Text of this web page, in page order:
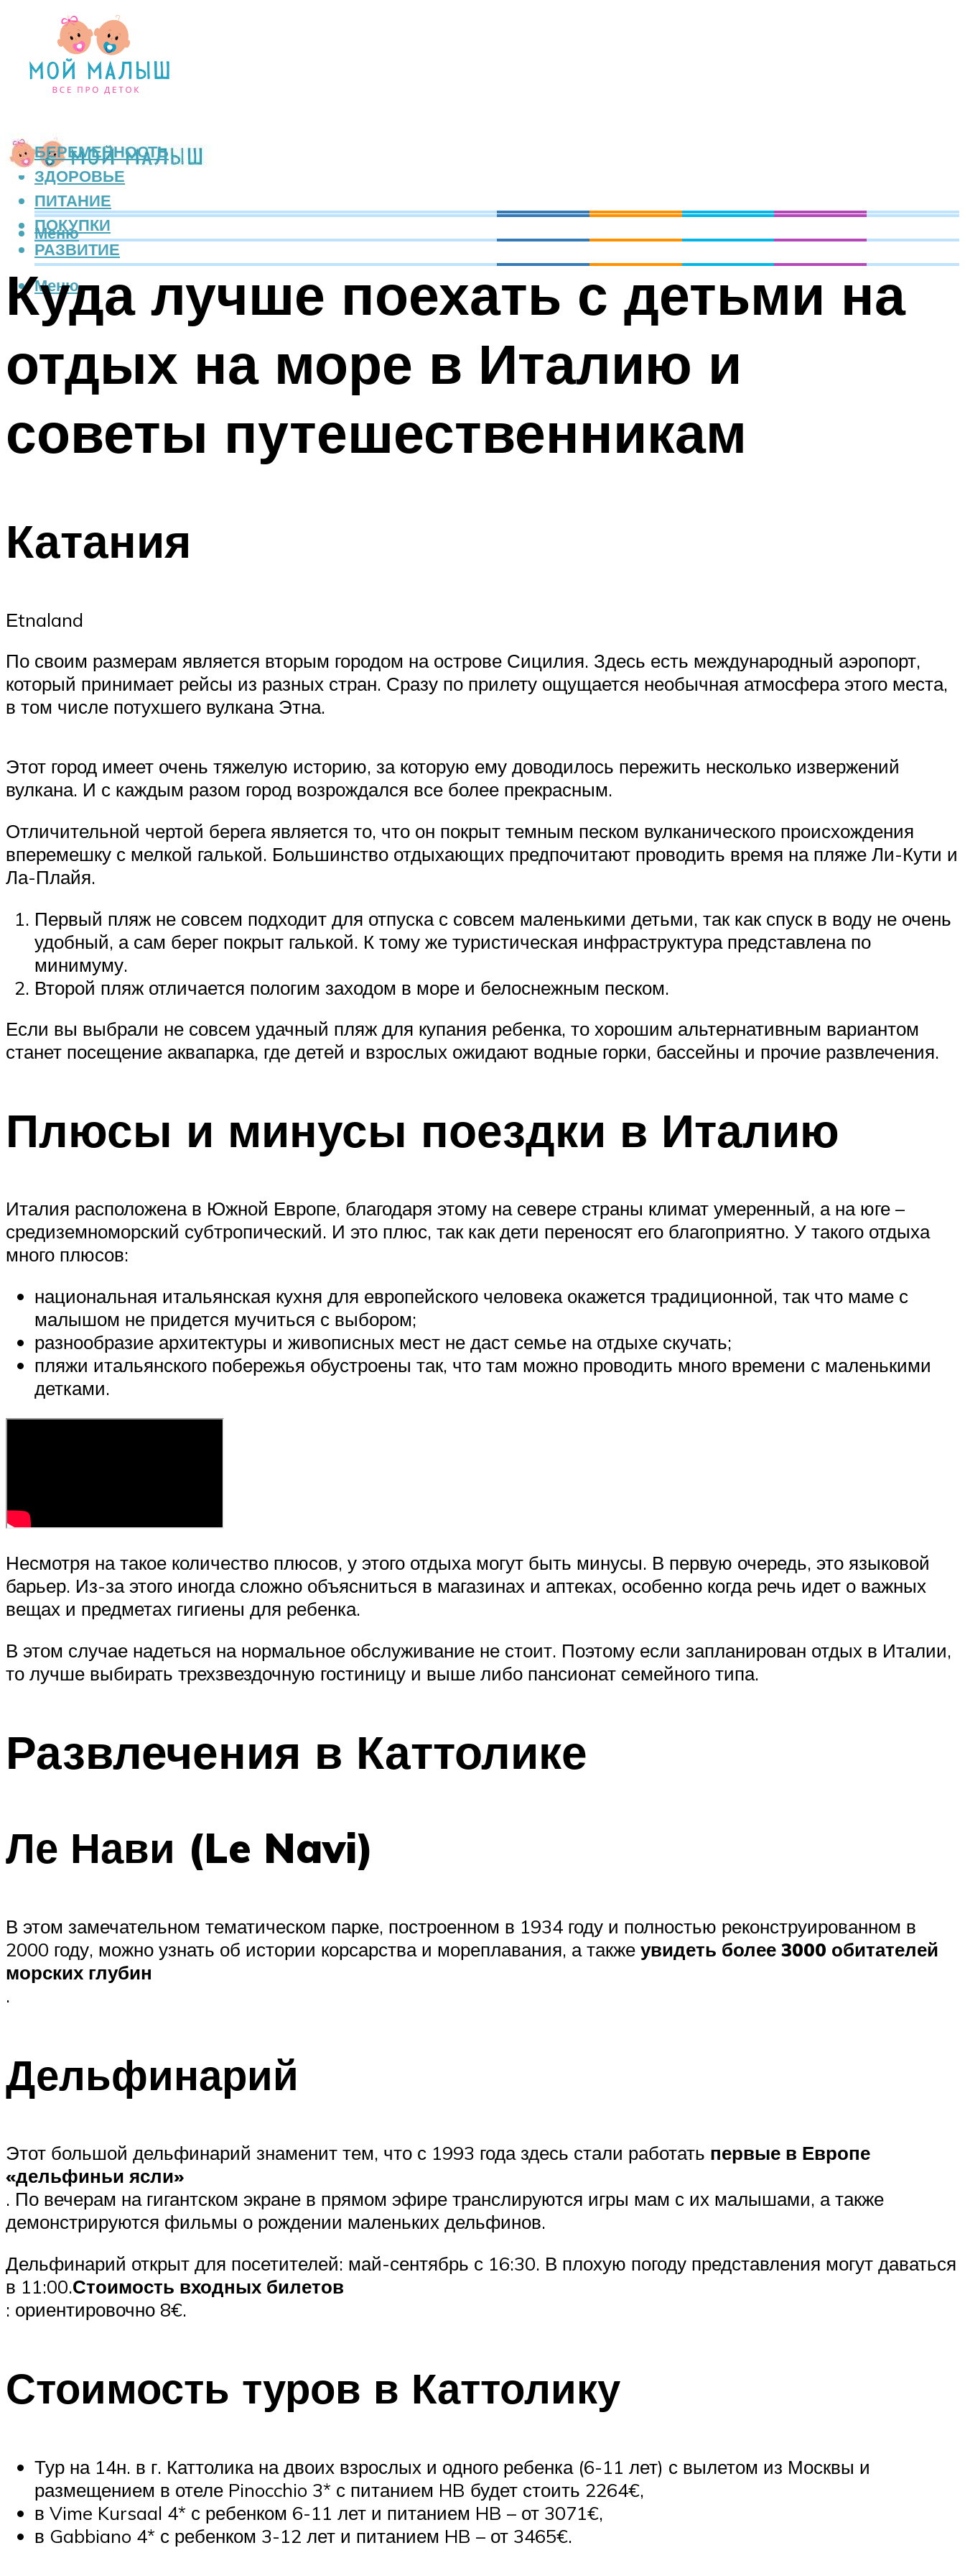
БЕРЕМЕННОСТЬ
ЗДОРОВЬЕ
ПИТАНИЕ
ПОКУПКИ
РАЗВИТИЕ
Меню
Меню
Куда лучше поехать с детьми на
отдых на море в Италию и
советы путешественникам
Катания
Еtnaland
По своим размерам является вторым городом на острове Сицилия. Здесь есть международный аэропорт,
который принимает рейсы из разных стран. Сразу по прилету ощущается необычная атмосфера этого места,
в том числе потухшего вулкана Этна.
Этот город имеет очень тяжелую историю, за которую ему доводилось пережить несколько извержений
вулкана. И с каждым разом город возрождался все более прекрасным.
Отличительной чертой берега является то, что он покрыт темным песком вулканического происхождения
вперемешку с мелкой галькой. Большинство отдыхающих предпочитают проводить время на пляже Ли-Кути и
Ла-Плайя.
Первый пляж не совсем подходит для отпуска с совсем маленькими детьми, так как спуск в воду не очень
удобный, а сам берег покрыт галькой. К тому же туристическая инфраструктура представлена по
минимуму.
Второй пляж отличается пологим заходом в море и белоснежным песком.
Если вы выбрали не совсем удачный пляж для купания ребенка, то хорошим альтернативным вариантом
станет посещение аквапарка, где детей и взрослых ожидают водные горки, бассейны и прочие развлечения.
Плюсы и минусы поездки в Италию
Италия расположена в Южной Европе, благодаря этому на севере страны климат умеренный, а на юге –
средиземноморский субтропический. И это плюс, так как дети переносят его благоприятно. У такого отдыха
много плюсов:
национальная итальянская кухня для европейского человека окажется традиционной, так что маме с
малышом не придется мучиться с выбором;
разнообразие архитектуры и живописных мест не даст семье на отдыхе скучать;
пляжи итальянского побережья обустроены так, что там можно проводить много времени с маленькими
детками.
Несмотря на такое количество плюсов, у этого отдыха могут быть минусы. В первую очередь, это языковой
барьер. Из-за этого иногда сложно объясниться в магазинах и аптеках, особенно когда речь идет о важных
вещах и предметах гигиены для ребенка.
В этом случае надеться на нормальное обслуживание не стоит. Поэтому если запланирован отдых в Италии,
то лучше выбирать трехзвездочную гостиницу и выше либо пансионат семейного типа.
Развлечения в Каттолике
Ле Нави (Le Navi)
В этом замечательном тематическом парке, построенном в 1934 году и полностью реконструированном в
2000 году, можно узнать об истории корсарства и мореплавания, а также увидеть более 3000 обитателей
морских глубин
.
Дельфинарий
Этот большой дельфинарий знаменит тем, что с 1993 года здесь стали работать первые в Европе
«дельфиньи ясли»
. По вечерам на гигантском экране в прямом эфире транслируются игры мам с их малышами, а также
демонстрируются фильмы о рождении маленьких дельфинов.
Дельфинарий открыт для посетителей: май-сентябрь с 16:30. В плохую погоду представления могут даваться
в 11:00.Стоимость входных билетов
: ориентировочно 8€.
Стоимость туров в Каттолику
Тур на 14н. в г. Каттолика на двоих взрослых и одного ребенка (6-11 лет) с вылетом из Москвы и
размещением в отеле Pinocchio 3* с питанием HB будет стоить 2264€,
в Vime Kursaal 4* с ребенком 6-11 лет и питанием HB – от 3071€,
в Gabbiano 4* с ребенком 3-12 лет и питанием HB – от 3465€.